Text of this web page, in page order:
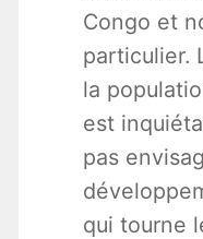
Congo et
particulier.
la
est
pas
qui tourne